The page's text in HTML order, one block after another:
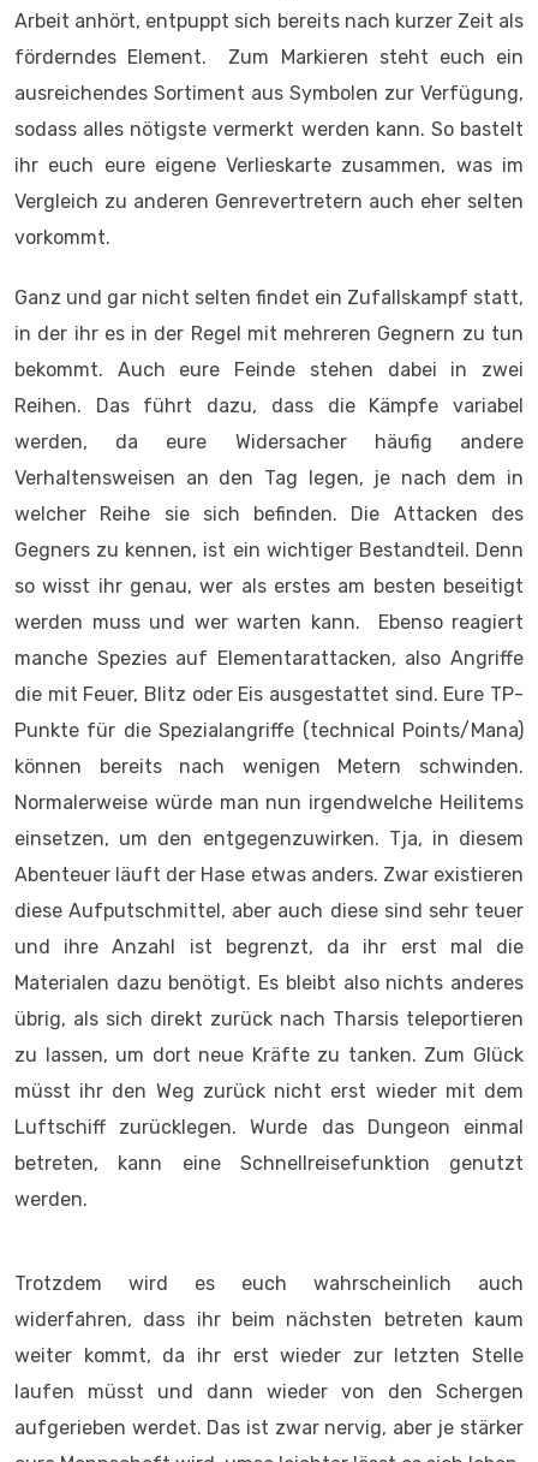
Arbeit anhört, entpuppt sich bereits nach kurzer Zeit als
förderndes Element. Zum Markieren steht euch ein
ausreichendes Sortiment aus Symbolen zur Verfügung,
sodass alles nötigste vermerkt werden kann. So bastelt
ihr euch eure eigene Verlieskarte zusammen, was im
Vergleich zu anderen Genrevertretern auch eher selten
vorkommt.
Ganz und gar nicht selten findet ein Zufallskampf statt,
in der ihr es in der Regel mit mehreren Gegnern zu tun
bekommt. Auch eure Feinde stehen dabei in zwei
Reihen. Das führt dazu, dass die Kämpfe variabel
werden, da eure Widersacher häufig andere
Verhaltensweisen an den Tag legen, je nach dem in
welcher Reihe sie sich befinden. Die Attacken des
Gegners zu kennen, ist ein wichtiger Bestandteil. Denn
so wisst ihr genau, wer als erstes am besten beseitigt
werden muss und wer warten kann. Ebenso reagiert
manche Spezies auf Elementarattacken, also Angriffe
die mit Feuer, Blitz oder Eis ausgestattet sind. Eure TP-
Punkte für die Spezialangriffe (technical Points/Mana)
können bereits nach wenigen Metern schwinden.
Normalerweise würde man nun irgendwelche Heilitems
einsetzen, um den entgegenzuwirken. Tja, in diesem
Abenteuer läuft der Hase etwas anders. Zwar existieren
diese Aufputschmittel, aber auch diese sind sehr teuer
und ihre Anzahl ist begrenzt, da ihr erst mal die
Materialen dazu benötigt. Es bleibt also nichts anderes
übrig, als sich direkt zurück nach Tharsis teleportieren
zu lassen, um dort neue Kräfte zu tanken. Zum Glück
müsst ihr den Weg zurück nicht erst wieder mit dem
Luftschiff zurücklegen. Wurde das Dungeon einmal
betreten, kann eine Schnellreisefunktion genutzt
werden.
Trotzdem wird es euch wahrscheinlich auch
widerfahren, dass ihr beim nächsten betreten kaum
weiter kommt, da ihr erst wieder zur letzten Stelle
laufen müsst und dann wieder von den Schergen
aufgerieben werdet. Das ist zwar nervig, aber je stärker